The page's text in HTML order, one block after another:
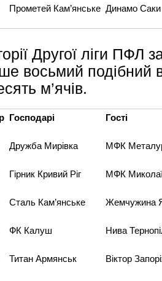
Прометей Кам’янське Динамо Саки
Другої ліги ПФЛ
восьмий подібний
м’ячів.
Господарі Гості
Дружба Мирівка МФК
Гірник Кривий Ріг МФК
Сталь Кам’янське Жемчужина
ФК Калуш Нива
Титан Армянськ Віктор